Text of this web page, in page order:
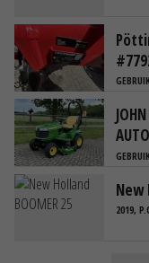
New
2019,